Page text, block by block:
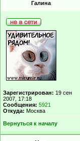
Гaлинa
Зарегистрирован: 19 сен
2007, 17:18
Сообщения: 5921
Откуда: Москва
Вернуться к началу